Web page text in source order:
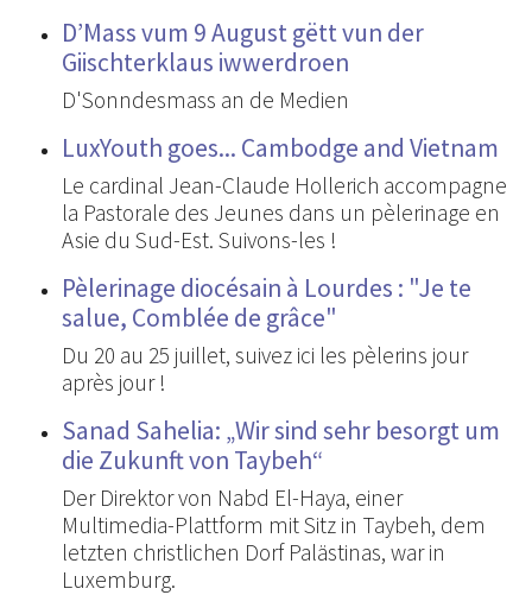
D’Mass vum 9 August gëtt vun der
Giischterklaus iwwerdroen
D'Sonndesmass an de Medien
LuxYouth goes... Cambodge and Vietnam
Le cardinal Jean-Claude Hollerich accompagne
la Pastorale des Jeunes dans un pèlerinage en
Asie du Sud-Est. Suivons-les !
Pèlerinage diocésain à Lourdes : "Je te
salue, Comblée de grâce"
Du 20 au 25 juillet, suivez ici les pèlerins jour
après jour !
Sanad Sahelia: „Wir sind sehr besorgt um
die Zukunft von Taybeh“
Der Direktor von Nabd El-Haya, einer
Multimedia-Plattform mit Sitz in Taybeh, dem
letzten christlichen Dorf Palästinas, war in
Luxemburg.